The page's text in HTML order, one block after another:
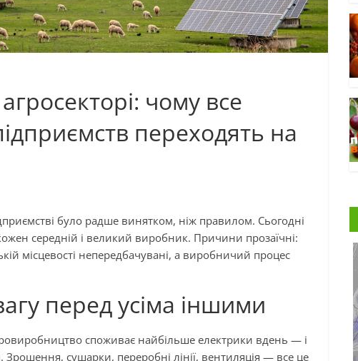
чому все
переходять на
було радше винятком, ніж правилом. Сьогодні
середній і великий виробник. Причини прозаїчні:
місцевості непередбачувані, а виробничий процес
перед усіма іншими
споживає найбільше електрики вдень — і
Зрошення, сушарки, переробні лінії, вентиляція — все це